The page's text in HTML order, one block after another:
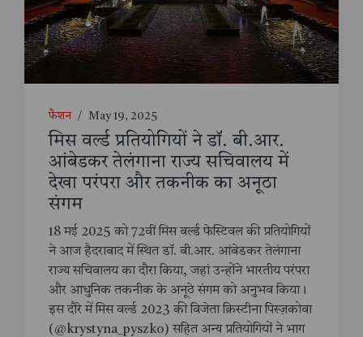
फैशन / May 19, 2025
मिस वर्ल्ड प्रतियोगियों ने डॉ. बी.आर.
आंबेडकर तेलंगाना राज्य सचिवालय में
देखा परंपरा और तकनीक का अनूठा
संगम
18 मई 2025 को 72वीं मिस वर्ल्ड फेस्टिवल की प्रतियोगियों
ने आज हैदराबाद में स्थित डॉ. बी.आर. आंबेडकर तेलंगाना
राज्य सचिवालय का दौरा किया, जहां उन्होंने भारतीय परंपरा
और आधुनिक तकनीक के अनूठे संगम को अनुभव किया।
इस दौरे में मिस वर्ल्ड 2023 की विजेता क्रिस्टीना पिस्ज़कोवा
(@krystyna_pyszko) सहित अन्य प्रतियोगियों ने भाग